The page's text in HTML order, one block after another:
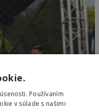
Používaním
v súlade s našimi